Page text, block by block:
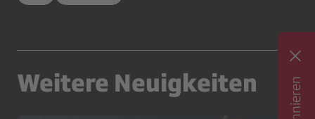
Weitere Neuigkeiten